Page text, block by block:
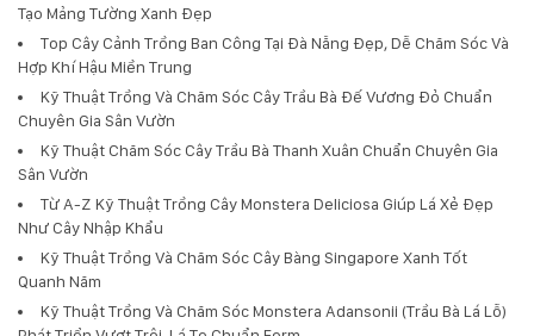
Tạo Mảng Tường Xanh Đẹp
Top Cây Cảnh Trồng Ban Công Tại Đà Nẵng Đẹp, Dễ Chăm Sóc Và
Hợp Khí Hậu Miền Trung
Kỹ Thuật Trồng Và Chăm Sóc Cây Trầu Bà Đế Vương Đỏ Chuẩn
Chuyên Gia Sân Vườn
Kỹ Thuật Chăm Sóc Cây Trầu Bà Thanh Xuân Chuẩn Chuyên Gia
Sân Vườn
Từ A-Z Kỹ Thuật Trồng Cây Monstera Deliciosa Giúp Lá Xẻ Đẹp
Như Cây Nhập Khẩu
Kỹ Thuật Trồng Và Chăm Sóc Cây Bàng Singapore Xanh Tốt
Quanh Năm
Kỹ Thuật Trồng Và Chăm Sóc Monstera Adansonii (Trầu Bà Lá Lỗ)